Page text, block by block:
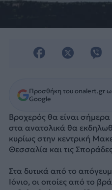
Προσθήκη του onalert.gr
Google
Βροχερός θα είναι
στα ανατολικά θα
κυρίως στην κεντρική
Θεσσαλία και τις
Στα δυτικά από το
Ιόνιο, οι οποίες από το